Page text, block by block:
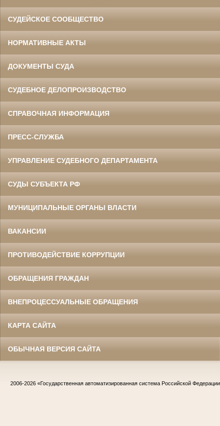
СУДЕЙСКОЕ СООБЩЕСТВО
НОРМАТИВНЫЕ АКТЫ
ДОКУМЕНТЫ СУДА
СУДЕБНОЕ ДЕЛОПРОИЗВОДСТВО
СПРАВОЧНАЯ ИНФОРМАЦИЯ
ПРЕСС-СЛУЖБА
УПРАВЛЕНИЕ СУДЕБНОГО ДЕПАРТАМЕНТА
СУДЫ СУБЪЕКТА РФ
МУНИЦИПАЛЬНЫЕ ОРГАНЫ ВЛАСТИ
ВАКАНСИИ
ПРОТИВОДЕЙСТВИЕ КОРРУПЦИИ
ОБРАЩЕНИЯ ГРАЖДАН
ВНЕПРОЦЕССУАЛЬНЫЕ ОБРАЩЕНИЯ
КАРТА САЙТА
ОБЫЧНАЯ ВЕРСИЯ САЙТА
2006-2026 «Государственная автоматизированная система Российской